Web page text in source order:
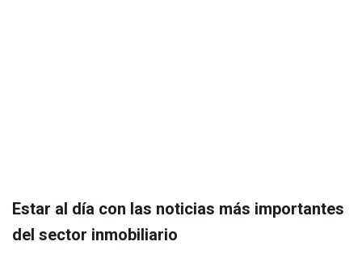
Estar al día con las noticias más importantes
del sector inmobiliario